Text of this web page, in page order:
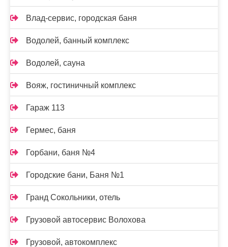
Влад-сервис, городская баня
Водолей, банный комплекс
Водолей, сауна
Вояж, гостиничный комплекс
Гараж 113
Гермес, баня
Горбани, баня №4
Городские бани, Баня №1
Гранд Сокольники, отель
Грузовой автосервис Волохова
Грузовой, автокомплекс